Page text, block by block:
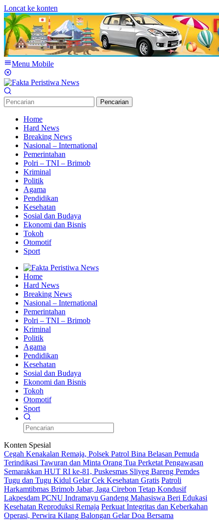
Loncat ke konten
Menu Mobile
Pencarian
Home
Hard News
Breaking News
Nasional – International
Pemerintahan
Polri – TNI – Brimob
Kriminal
Politik
Agama
Pendidikan
Kesehatan
Sosial dan Budaya
Ekonomi dan Bisnis
Tokoh
Otomotif
Sport
Home
Hard News
Breaking News
Nasional – International
Pemerintahan
Polri – TNI – Brimob
Kriminal
Politik
Agama
Pendidikan
Kesehatan
Sosial dan Budaya
Ekonomi dan Bisnis
Tokoh
Otomotif
Sport
Konten Spesial
Cegah Kenakalan Remaja, Polsek Patrol Bina Belasan Pemuda
Terindikasi Tawuran dan Minta Orang Tua Perketat Pengawasan
Semarakkan HUT RI ke-81, Puskesmas Sliyeg Bareng Pemdes
Tugu dan Tugu Kidul Gelar Cek Kesehatan Gratis Patroli
Harkamtibmas Brimob Jabar, Jaga Cirebon Tetap Kondusif
Lakpesdam PCNU Indramayu Gandeng Mahasiswa Beri Edukasi
Kesehatan Reproduksi Remaja Perkuat Integritas dan Keberkahan
Operasi, Perwira Kilang Balongan Gelar Doa Bersama